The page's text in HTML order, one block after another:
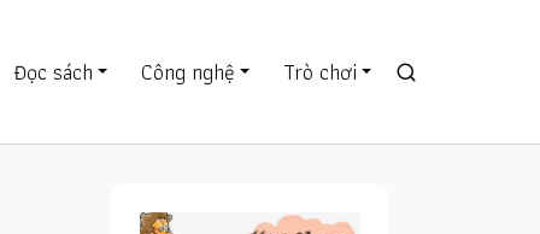
Đọc sách Công nghệ Trò chơi